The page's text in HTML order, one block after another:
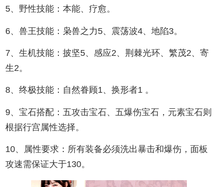
5、野性技能：本能、疗愈。
6、兽王技能：枭兽之力5、震荡波4、地陷3。
7、生机技能：披坚5、感应2、荆棘光环、繁茂2、寄
生2。
8、终极技能：自然眷顾1、换形者1 。
9、宝石搭配：五攻击宝石、五爆伤宝石，元素宝石则
根据行宫属性选择。
10、属性要求：所有装备必须洗出暴击和爆伤，面板
攻速需保证大于130。